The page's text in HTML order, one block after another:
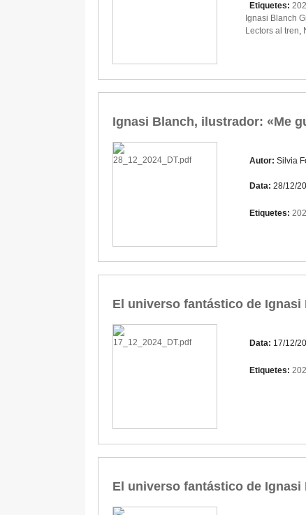
Etiquetes:
Ignasi Blanch
Lectors al tren,
Ignasi Blanch, ilustrador: «Me
Autor: Silvia
Data: 28/12/
Etiquetes:
El universo fantástico de Ignasi
Data: 17/12/
Etiquetes:
El universo fantástico de Ignasi